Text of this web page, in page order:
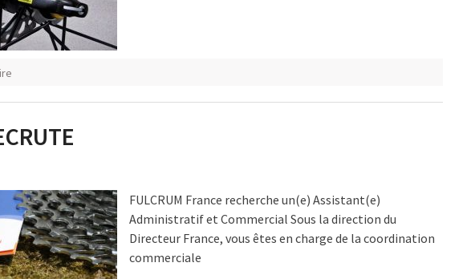
FULCRUM France recherche un(e) Assistant(e)
Administratif et Commercial Sous la direction du
Directeur France, vous êtes en charge de la coordination
commerciale